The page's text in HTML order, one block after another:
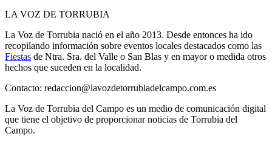
LA VOZ DE TORRUBIA
La Voz de Torrubia nació en el año 2013. Desde entonces ha ido
recopilando información sobre eventos locales destacados como las
Fiestas de Ntra. Sra. del Valle o San Blas y en mayor o medida otros
hechos que suceden en la localidad.
Contacto: redaccion@lavozdetorrubiadelcampo.com.es
La Voz de Torrubia del Campo es un medio de comunicación digital
que tiene el objetivo de proporcionar noticias de Torrubia del
Campo.